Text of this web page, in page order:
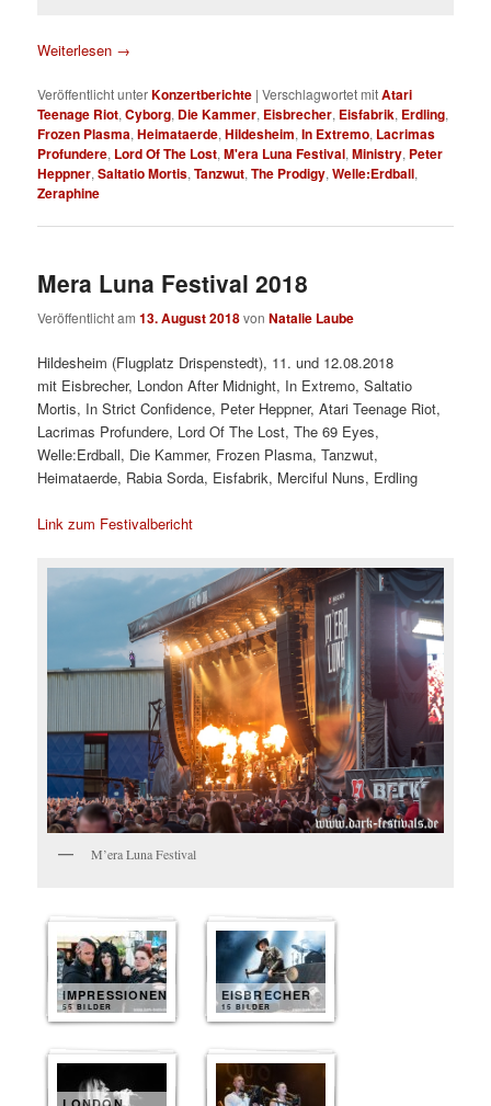
Weiterlesen →
Veröffentlicht unterKonzertberichte |Verschlagwortet mitAtari
Teenage Riot,Cyborg, Die Kammer, Eisbrecher, Eisfabrik, Erdling,
Frozen Plasma,Heimataerde,Hildesheim,In Extremo, Lacrimas
Profundere, Lord Of The Lost,M'era Luna Festival,Ministry, Peter
Heppner,Saltatio Mortis,Tanzwut,The Prodigy,Welle:Erdball,
Zeraphine
Mera Luna Festival 2018
Veröffentlicht am13. August 2018vonNatalie Laube
Hildesheim (Flugplatz Drispenstedt), 11. und 12.08.2018
mit Eisbrecher, London After Midnight, In Extremo, Saltatio
Mortis, In Strict Confidence, Peter Heppner, Atari Teenage Riot,
Lacrimas Profundere, Lord Of The Lost, The 69 Eyes,
Welle:Erdball, Die Kammer, Frozen Plasma, Tanzwut,
Heimataerde, Rabia Sorda, Eisfabrik, Merciful Nuns, Erdling
Link zum Festivalbericht
M’era Luna Festival
IMPRESSIONEN
55 BILDER
EISBRECHER
15 BILDER